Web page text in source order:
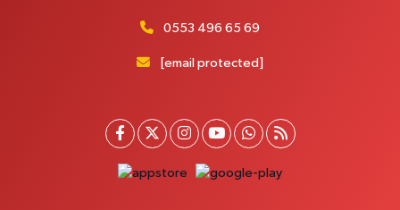
Akdamar Hastanesi Acil yanı. İpekyolu. Hatuniye mahallesi terzioğlu, Eski
Yol Tarifi Al
Kışla Mah.Çınarlı Cad.1038 Sk.No:93 3-4
0 (432) 354 37 36 Yol Tarifi Al
0553 496 65 69
[email protected]